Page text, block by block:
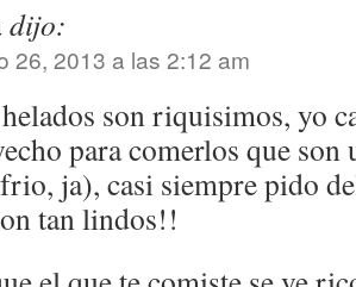
dijo:
26, 2013 a las 2:12 am
son riquisimos, yo
para comerlos que
ja), casi siempre pido
tan lindos!!